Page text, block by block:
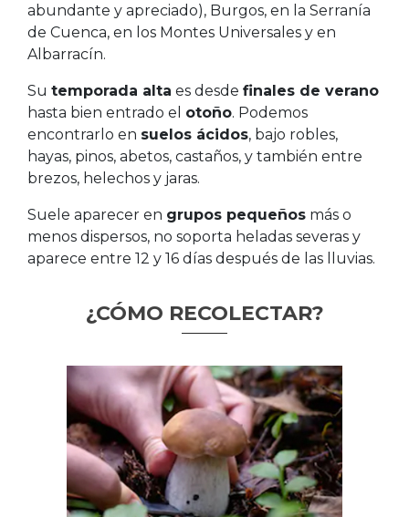
abundante y apreciado), Burgos, en la Serranía
de Cuenca, en los Montes Universales y en
Albarracín.
Su temporada alta es desde finales de verano
hasta bien entrado el otoño. Podemos
encontrarlo en suelos ácidos, bajo robles,
hayas, pinos, abetos, castaños, y también entre
brezos, helechos y jaras.
Suele aparecer en grupos pequeños más o
menos dispersos, no soporta heladas severas y
aparece entre 12 y 16 días después de las lluvias.
¿CÓMO RECOLECTAR?